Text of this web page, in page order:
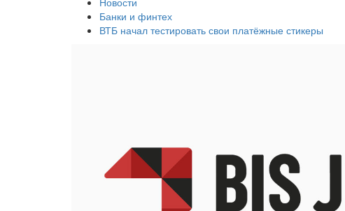
Банки и финтех
ВТБ начал тестировать свои платёжные стикеры